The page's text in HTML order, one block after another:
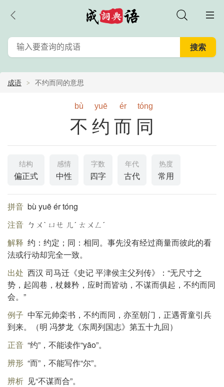
成语 不约而同的意思
bù yuē ér tóng
不约而同
结构
偏正式
感情
中性
字数
四字
年代
古代
热度
常用
拼音 bù yuē ér tóng
注音 ㄅㄨˋ ㄩㄝ ㄦˊ ㄊㄨㄥˊ
解释 约：约定；同：相同。事先没有经过商量而彼此的看
法或行动却完全一致。
出处 西汉 司马迁《史记 平津侯主父列传》：“无尺寸之
势，起闾巷，杖棘矜，应时而皆动，不谋而俱起，不约而同
会。”
例子 中军元帅栾书，不约而同，亦至朝门，正遇胥童引兵
到来。（明 冯梦龙《东周列国志》第五十九回）
正音 “约”，不能读作“yāo”。
辨形 “而”，不能写作“尔”。
辨析 见“不谋而合”。